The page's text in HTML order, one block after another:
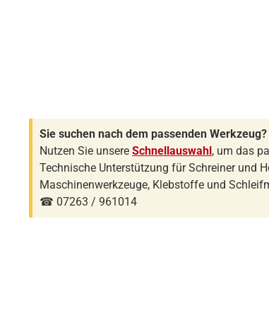
Sie suchen nach dem passenden Werkzeug?
Nutzen Sie unsere Schnellauswahl , um das
Technische Unterstützung für Schreiner und
Maschinenwerkzeuge, Klebstoffe und
☎ 07263 / 961014